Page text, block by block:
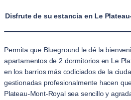
Disfrute de su estancia en Le
Permita que Blueground le dé la
apartamentos de 2 dormitorios en Le
en los barrios más codiciados de la
gestionadas profesionalmente hacen
Plateau-Mont-Royal sea sencillo y